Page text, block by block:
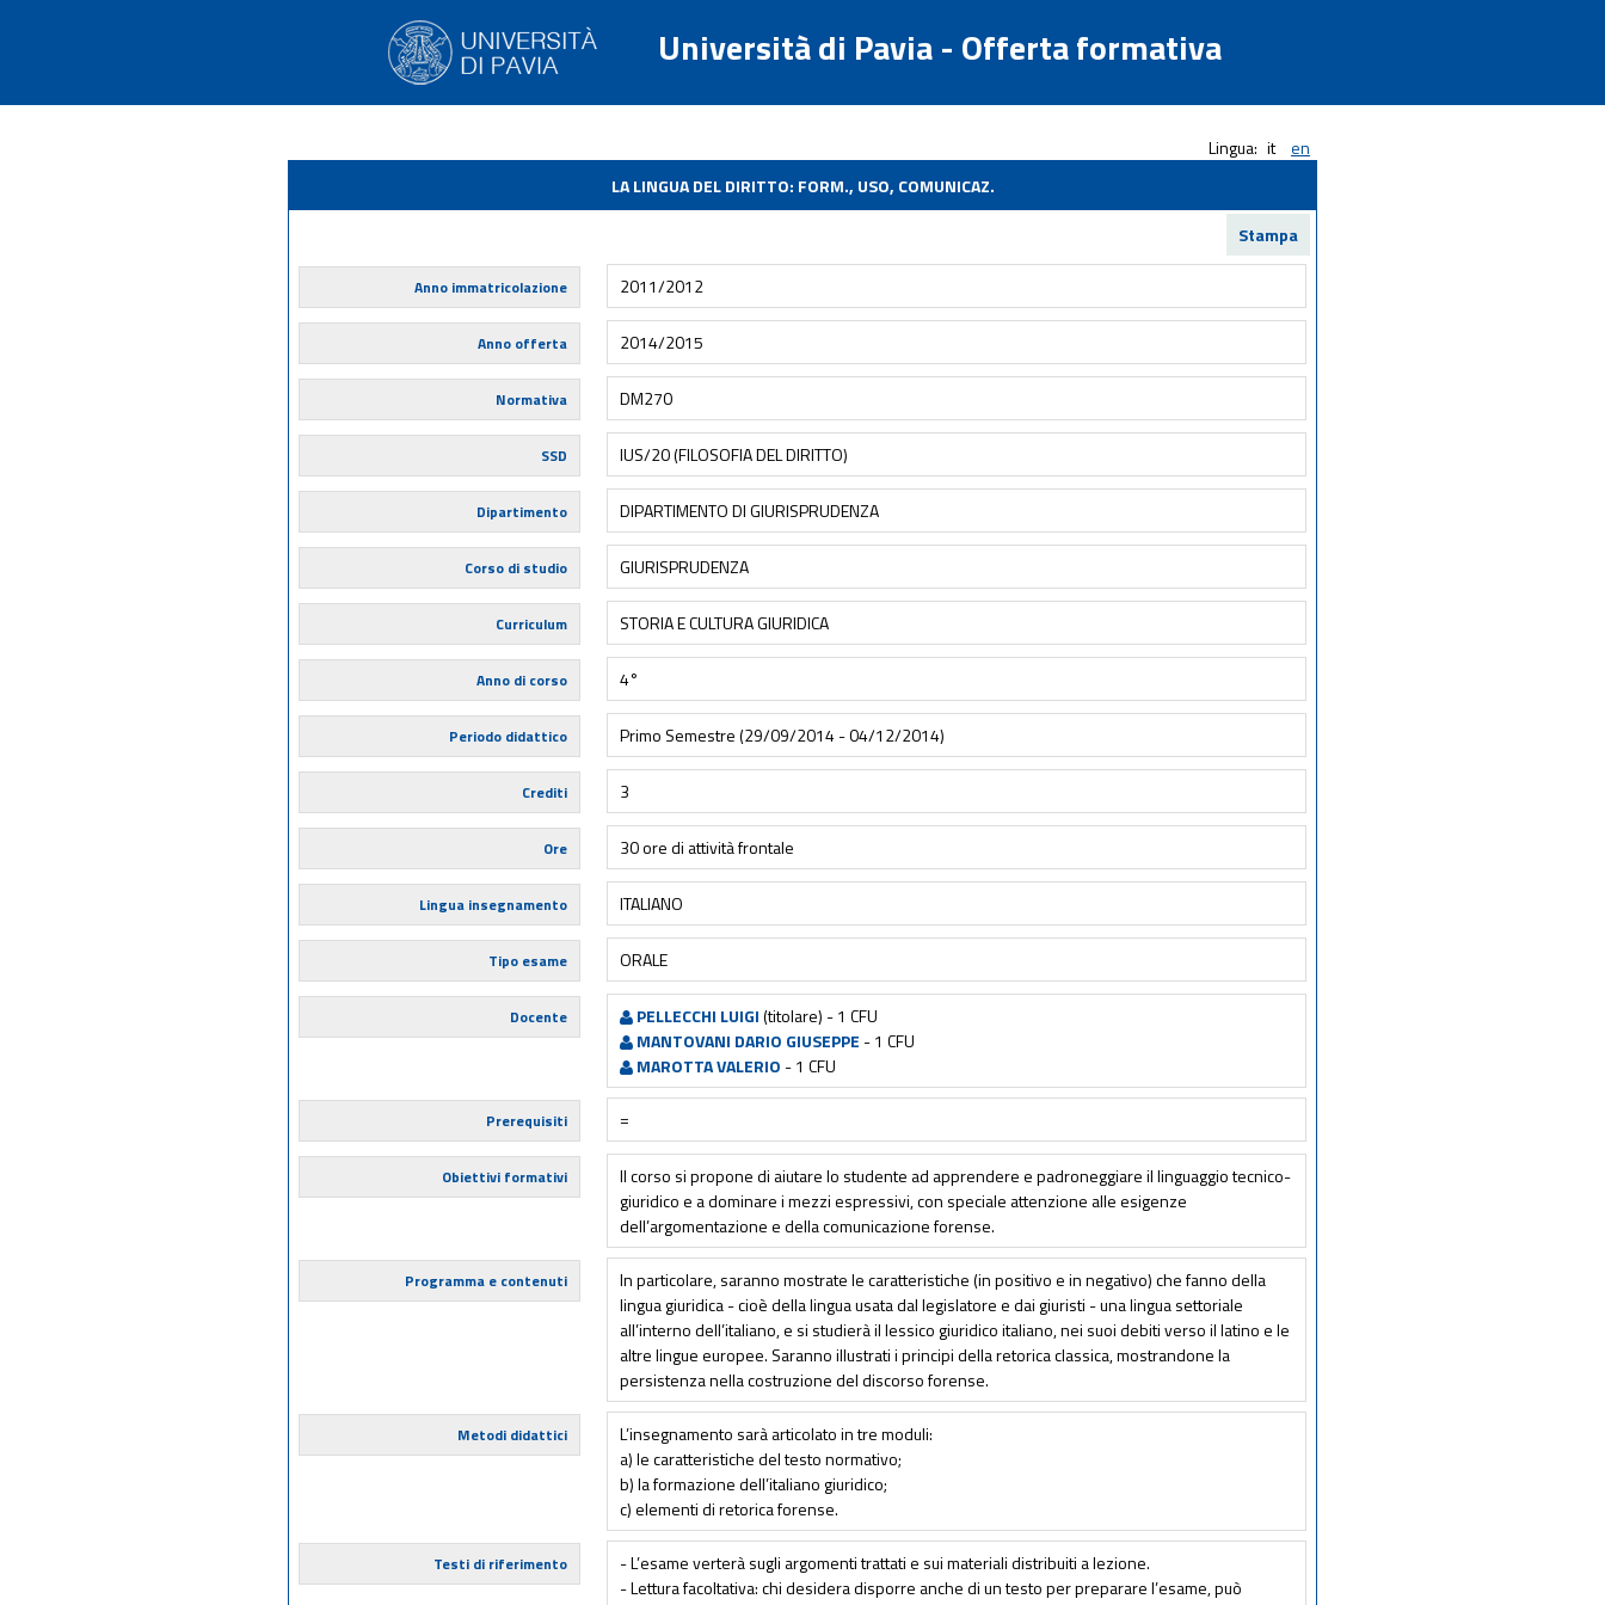
Università di Pavia - Offerta formativa
Lingua: it
en
LA LINGUA DEL DIRITTO: FORM., USO, COMUNICAZ.
Stampa
Anno immatricolazione 2011/2012
Anno offerta 2014/2015
Normativa DM270
SSD IUS/20 (FILOSOFIA DEL DIRITTO)
Dipartimento DIPARTIMENTO DI GIURISPRUDENZA
Corso di studio GIURISPRUDENZA
Curriculum STORIA E CULTURA GIURIDICA
Anno di corso 4°
Periodo didattico Primo Semestre (29/09/2014 - 04/12/2014)
Crediti 3
Ore 30 ore di attività frontale
Lingua insegnamento ITALIANO
Tipo esame ORALE
Docente PELLECCHI LUIGI(titolare) - 1 CFU
MANTOVANI DARIO GIUSEPPE - 1 CFU
MAROTTA VALERIO - 1 CFU
Prerequisiti =
Obiettivi formativi
Il corso si propone di aiutare lo studente ad apprendere e padroneggiare il linguaggio tecnico-
giuridico e a dominare i mezzi espressivi, con speciale attenzione alle esigenze
dell’argomentazione e della comunicazione forense.
Programma e contenuti
In particolare, saranno mostrate le caratteristiche (in positivo e in negativo) che fanno della
lingua giuridica - cioè della lingua usata dal legislatore e dai giuristi - una lingua settoriale
all’interno dell’italiano, e si studierà il lessico giuridico italiano, nei suoi debiti verso il latino e le
altre lingue europee. Saranno illustrati i principi della retorica classica, mostrandone la
persistenza nella costruzione del discorso forense.
Metodi didattici
L’insegnamento sarà articolato in tre moduli:
a) le caratteristiche del testo normativo;
b) la formazione dell’italiano giuridico;
c) elementi di retorica forense.
Testi di riferimento
- L’esame verterà sugli argomenti trattati e sui materiali distribuiti a lezione.
- Lettura facoltativa: chi desidera disporre anche di un testo per preparare l’esame, può